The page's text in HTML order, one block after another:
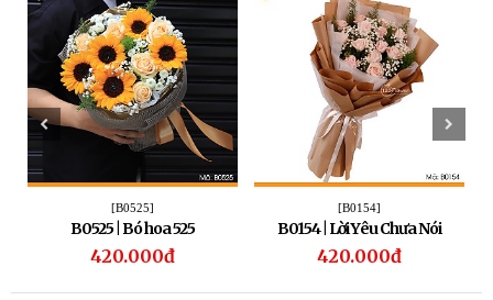
[B0525]
B0525 | Bó hoa 525
420.000đ
[B0154]
B0154 | Lời Yêu Chưa Nói
420.000đ